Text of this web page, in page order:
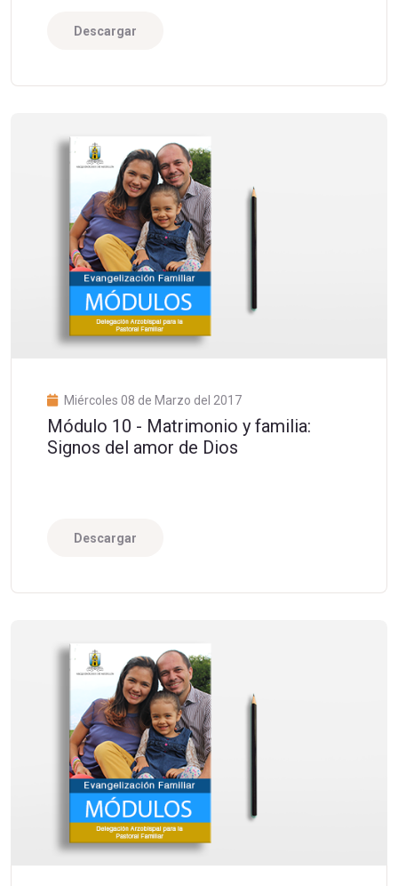
Descargar
Miércoles 08 de Marzo del 2017
Módulo 10 - Matrimonio y familia:
Signos del amor de Dios
Descargar